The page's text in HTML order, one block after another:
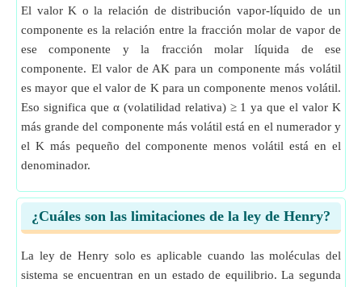
El valor K o la relación de distribución vapor-líquido de un
componente es la relación entre la fracción molar de vapor de
ese componente y la fracción molar líquida de ese
componente. El valor de AK para un componente más volátil
es mayor que el valor de K para un componente menos volátil.
Eso significa que α (volatilidad relativa) ≥ 1 ya que el valor K
más grande del componente más volátil está en el numerador y
el K más pequeño del componente menos volátil está en el
denominador.
¿Cuáles son las limitaciones de la ley de Henry?
La ley de Henry solo es aplicable cuando las moléculas del
sistema se encuentran en un estado de equilibrio. La segunda